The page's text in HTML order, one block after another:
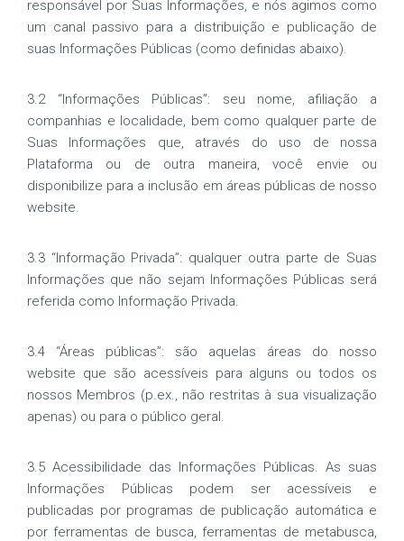
responsável por Suas Informações, e nós agimos como
um canal passivo para a distribuição e publicação de
suas Informações Públicas (como definidas abaixo).
3.2 “Informações Públicas”: seu nome, afiliação a
companhias e localidade, bem como qualquer parte de
Suas Informações que, através do uso de nossa
Plataforma ou de outra maneira, você envie ou
disponibilize para a inclusão em áreas públicas de nosso
website.
3.3 “Informação Privada”: qualquer outra parte de Suas
Informações que não sejam Informações Públicas será
referida como Informação Privada.
3.4 “Áreas públicas”: são aquelas áreas do nosso
website que são acessíveis para alguns ou todos os
nossos Membros (p.ex., não restritas à sua visualização
apenas) ou para o público geral.
3.5 Acessibilidade das Informações Públicas. As suas
Informações Públicas podem ser acessíveis e
publicadas por programas de publicação automática e
por ferramentas de busca, ferramentas de metabusca,